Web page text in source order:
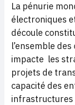
La pénurie
électroniques
découle
l’ensemble
impacte les
projets de
capacité des
infrastructures